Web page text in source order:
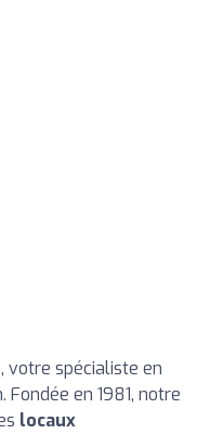
, votre spécialiste en
en 1981, notre
locaux